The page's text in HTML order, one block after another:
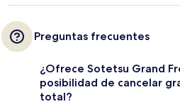
Preguntas frecuentes
¿Ofrece Sotetsu Grand
posibilidad de cancelar
total?